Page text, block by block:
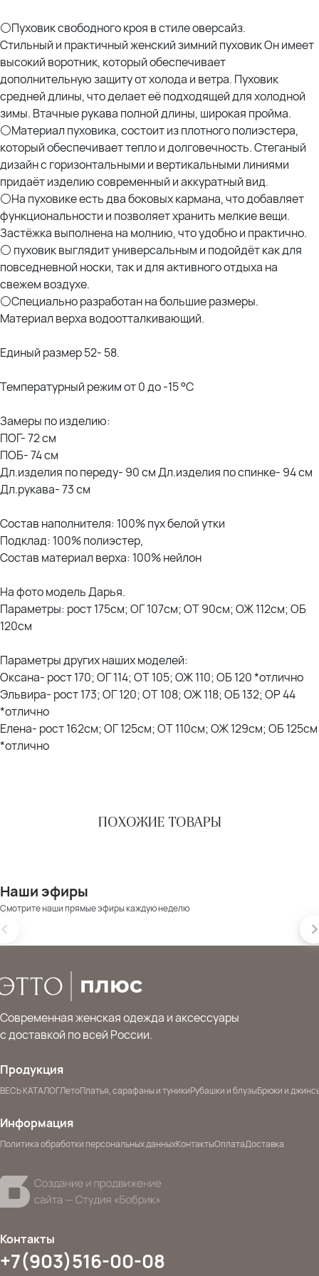
На фото модель Дарья.
Параметры: рост 175см; ОГ 107см; ОТ 90см; ОЖ 112см; ОБ 120см
Параметры других наших моделей:
Оксана- рост 170; ОГ 114; ОТ 105; ОЖ 110; ОБ 120 *отлично
Эльвира- рост 173; ОГ 120; ОТ 108; ОЖ 118; ОБ 132; ОР 44 *отлично
Елена- рост 162см; ОГ 125см; ОТ 110см; ОЖ 129см; ОБ 125см *отлично
⚪Пуховик свободного кроя в стиле оверсайз.
Стильный и практичный женский зимний пуховик Он имеет
высокий воротник, который обеспечивает
дополнительную защиту от холода и ветра. Пуховик
средней длины, что делает её подходящей для холодной
зимы. Втачные рукава полной длины, широкая пройма.
⚪Материал пуховика, состоит из плотного полиэстера,
который обеспечивает тепло и долговечность. Стеганый
дизайн с горизонтальными и вертикальными линиями
придаёт изделию современный и аккуратный вид.
⚪На пуховике есть два боковых кармана, что добавляет
функциональности и позволяет хранить мелкие вещи.
Застёжка выполнена на молнию, что удобно и практично.
⚪ пуховик выглядит универсальным и подойдёт как для
повседневной носки, так и для активного отдыха на
свежем воздухе.
⚪Специально разработан на большие размеры.
Материал верха водоотталкивающий.
Единый размер 52- 58.
Температурный режим от 0 до -15 °C
Замеры по изделию:
ПОГ- 72 см
ПОБ- 74 см
Дл.изделия по переду- 90 см Дл.изделия по спинке- 94 см
Дл.рукава- 73 см
Состав наполнителя: 100% пух белой утки
Подклад: 100% полиэстер,
Состав материал верха: 100% нейлон
На фото модель Дарья.
Параметры: рост 175см; ОГ 107см; ОТ 90см; ОЖ 112см; ОБ
120см
Параметры других наших моделей:
Оксана- рост 170; ОГ 114; ОТ 105; ОЖ 110; ОБ 120 *отлично
Эльвира- рост 173; ОГ 120; ОТ 108; ОЖ 118; ОБ 132; ОР 44
*отлично
Елена- рост 162см; ОГ 125см; ОТ 110см; ОЖ 129см; ОБ 125см
*отлично
ПОХОЖИЕ ТОВАРЫ
Наши эфиры
Смотрите наши прямые эфиры каждую неделю
Современная женская одежда и аксессуары
с доставкой по всей России.
Продукция
ВЕСЬ КАТАЛОГЛетоПлатья, сарафаны и туникиРубашки и блузыБрюки и
Информация
Политика обработки персональных данныхКонтактыОплатаДоставка
Контакты
+7(903)516-00-08